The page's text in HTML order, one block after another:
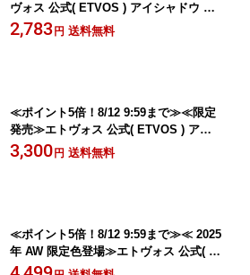
ヴォス 公式( ETVOS ) アイシャドウ ア
イシャドー チーク リップ 頬 眉 単色 1
色 パウダー アイカラー 石けんオフ 「
2,783 円 送料無料
≪ポイント5倍！8/12 9:59まで≫≪限定
発売≫エトヴォス 公式( ETVOS ) アイ
シャドウ ツヤ 保湿 石けんオフ 敏感肌
「ミネラルウォータリーシャドー」 個
3,300 円 送料無料
≪ポイント5倍！8/12 9:59まで≫≪ 2025
年 AW 限定色登場≫エトヴォス 公式( E
TVOS ) SPF20 PA++ チーク チークカ